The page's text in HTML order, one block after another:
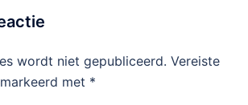
wordt niet gepubliceerd. Vereiste
met *